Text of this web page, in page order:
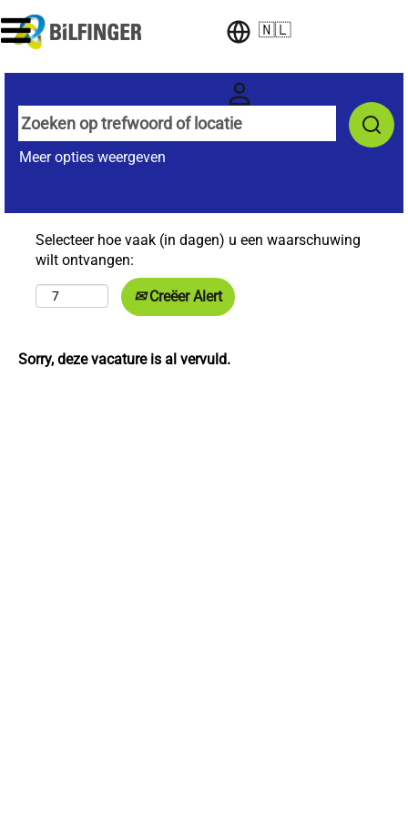
🇳🇱
Meer opties weergeven
Selecteer hoe vaak (in dagen) u een waarschuwing
wilt ontvangen:
Creëer Alert
Sorry, deze vacature is al vervuld.